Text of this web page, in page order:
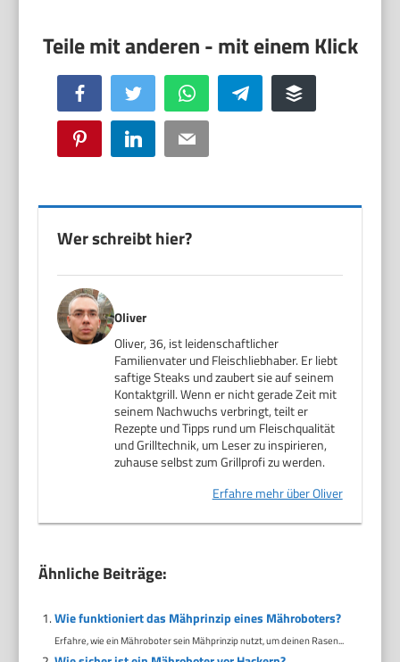
Facebook Twitter WhatsApp Telegram Buffer
Pinterest LinkedIn Email
Wer schreibt hier?
Oliver
Oliver, 36, ist leidenschaftlicher
Familienvater und Fleischliebhaber. Er liebt
saftige Steaks und zaubert sie auf seinem
Kontaktgrill. Wenn er nicht gerade Zeit mit
seinem Nachwuchs verbringt, teilt er
Rezepte und Tipps rund um Fleischqualität
und Grilltechnik, um Leser zu inspirieren,
zuhause selbst zum Grillprofi zu werden.
Erfahre mehr über Oliver
Ähnliche Beiträge:
Wie funktioniert das Mähprinzip eines Mähroboters?
Erfahre, wie ein Mähroboter sein Mähprinzip nutzt, um deinen Rasen...